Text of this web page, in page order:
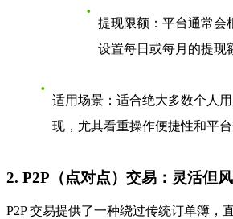
提现限额 ：平台通常会
设置每日或每月的提现
适用场景 ：适合绝大多数个人
现，尤其看重操作便捷性和平台
2. P2P（点对点）交易：灵活但
P2P 交易提供了一种绕过传统订单簿，